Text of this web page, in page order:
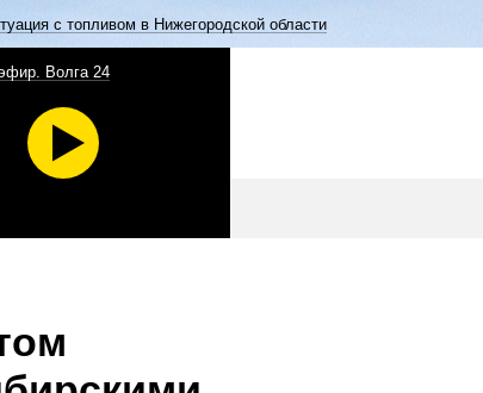
с топливом в Нижегородской области
Волга 24